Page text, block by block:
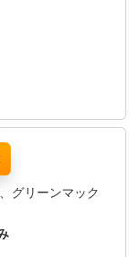
グリーンマック